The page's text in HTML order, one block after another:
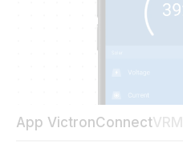
App VictronConnect